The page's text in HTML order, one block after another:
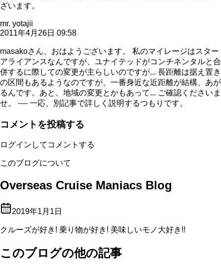
ざいます。
mr. yotajii
2011年4月26日 09:58
masakoさん、おはようございます。 私のマイレージはスター
アライアンスなんですが、ユナイテッドがコンチネンタルと合
併するに際しての変更が主らしいのですが... 長距離は据え置き
の区間もあるようなのですが、一番身近な近距離が結構、あが
るんです。あと、地域の変更とかもあって... ご確認くださいま
せ。 ---- 一応、別記事で詳しく説明するつもりです。
コメントを投稿する
ログインしてコメントする
このブログについて
Overseas Cruise Maniacs Blog
2019年1月1日
クルーズが好き! 乗り物が好き! 美味しいモノ大好き!!
このブログの他の記事